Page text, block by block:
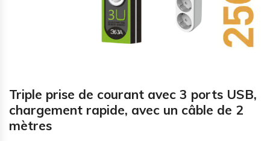
Triple prise de courant avec 3 ports USB,
chargement rapide, avec un câble de 2
mètres